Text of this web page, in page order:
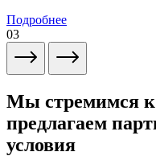
Подробнее
03
Мы стремимся к
предлагаем
условия